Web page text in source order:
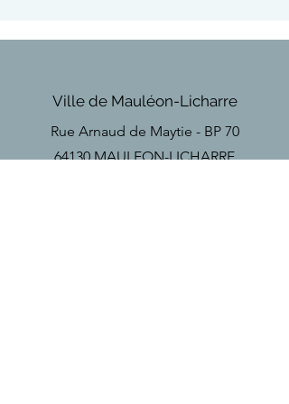
Ville de Mauléon-Licharre
Rue Arnaud de Maytie - BP 70
64130 MAULEON-LICHARRE